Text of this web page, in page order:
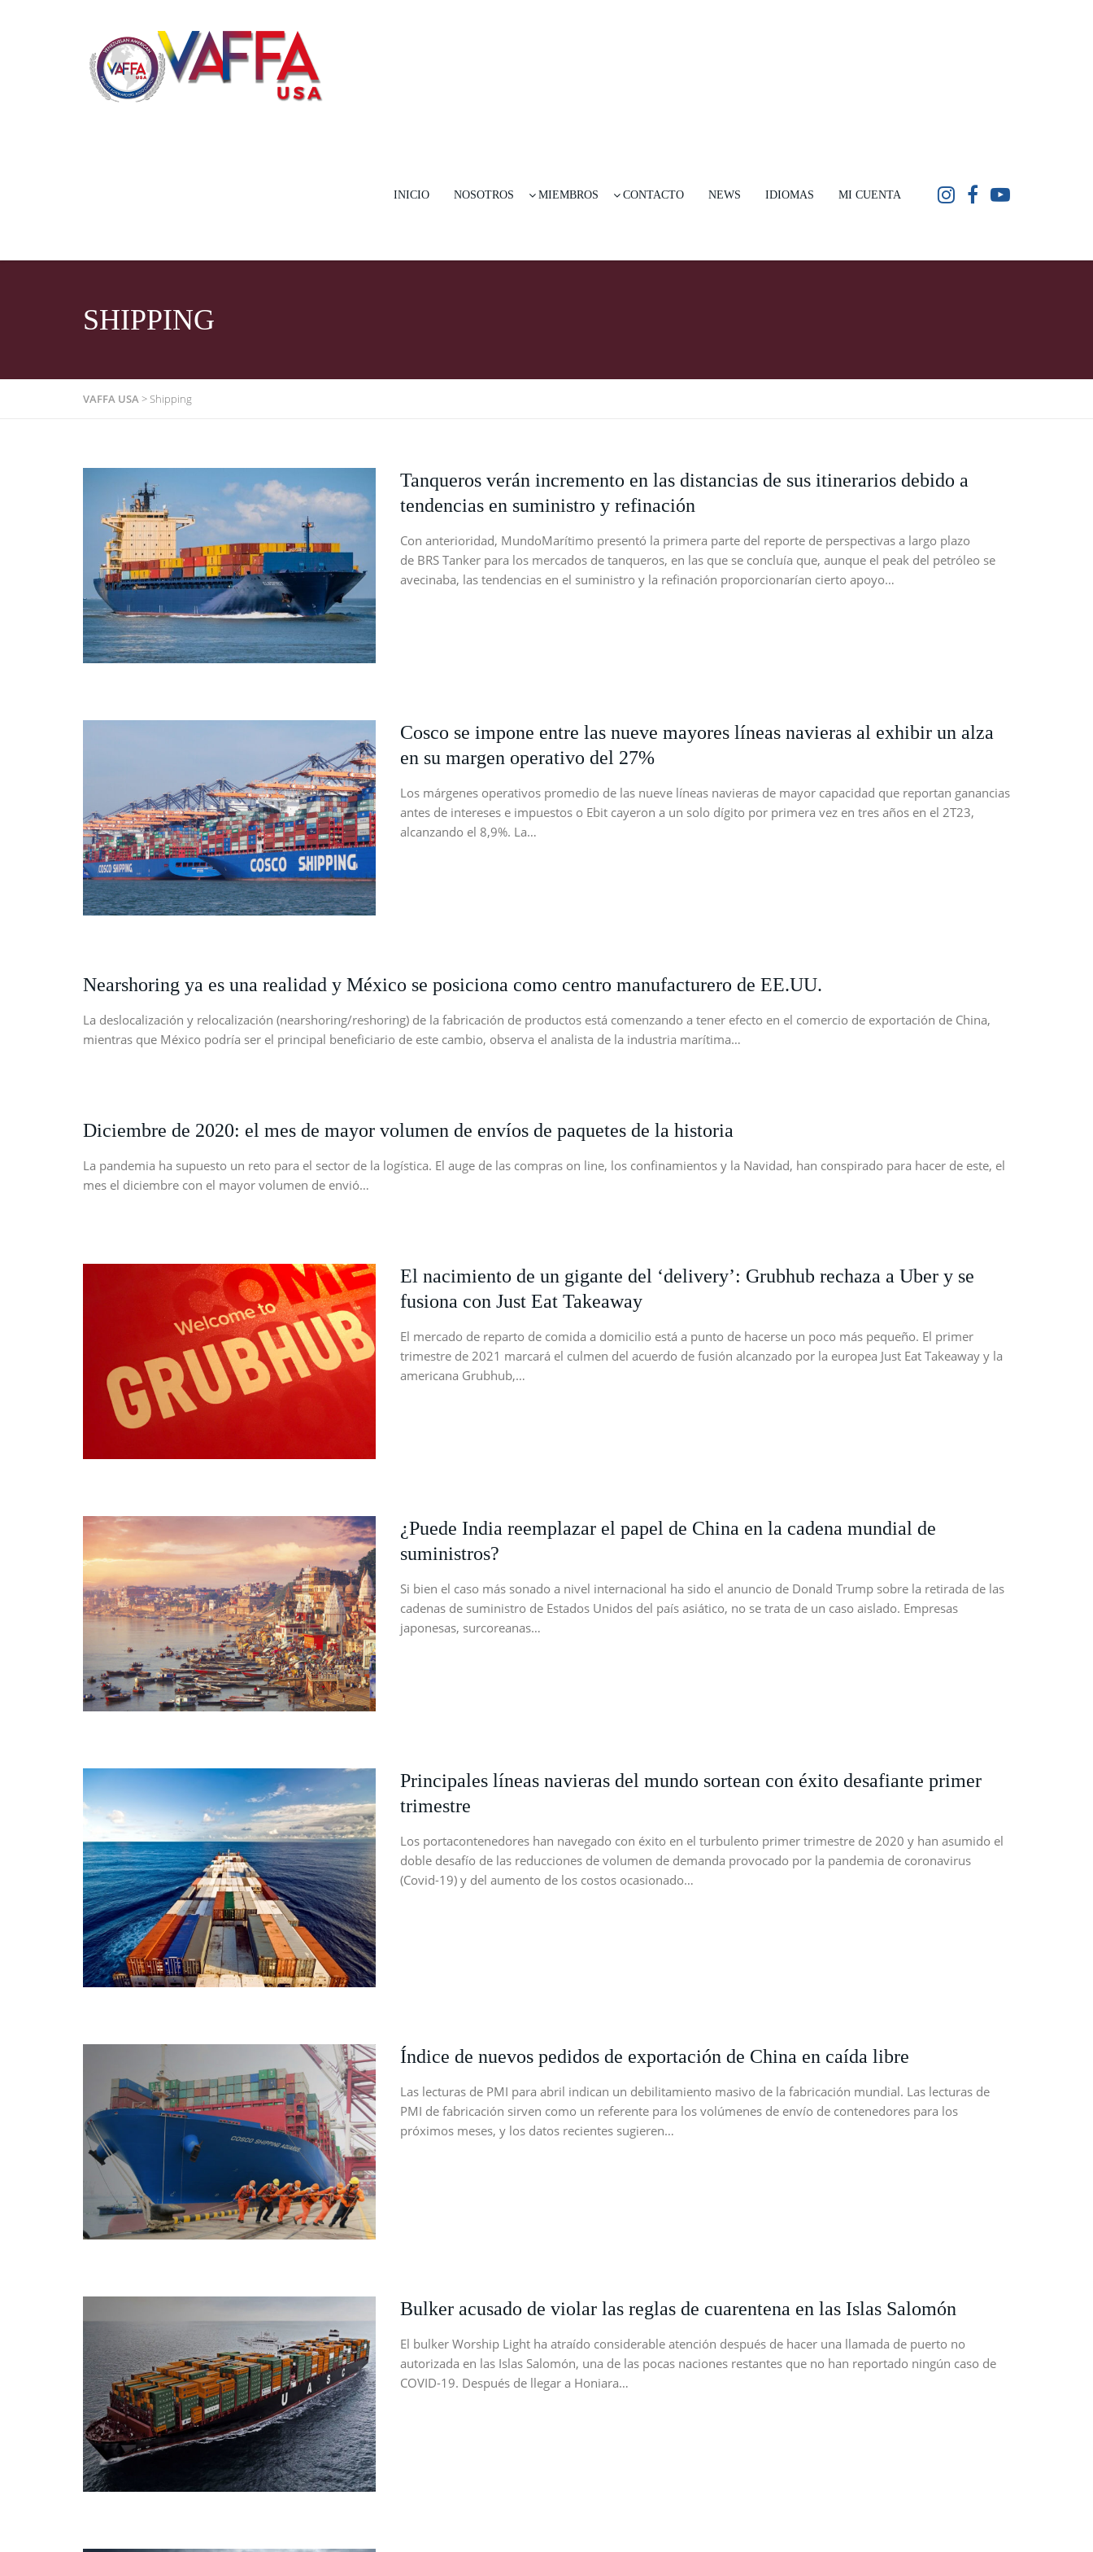
INICIO NOSOTROS MIEMBROS CONTACTO NEWS IDIOMAS MI CUENTA
SHIPPING
VAFFA USA>Shipping
Tanqueros verán incremento en las distancias de sus itinerarios debido a
tendencias en suministro y refinación
Con anterioridad, MundoMarítimo presentó la primera parte del reporte de perspectivas a largo plazo
de BRS Tanker para los mercados de tanqueros, en las que se concluía que, aunque el peak del petróleo se
avecinaba, las tendencias en el suministro y la refinación proporcionarían cierto apoyo…
Cosco se impone entre las nueve mayores líneas navieras al exhibir un alza
en su margen operativo del 27%
Los márgenes operativos promedio de las nueve líneas navieras de mayor capacidad que reportan ganancias
antes de intereses e impuestos o Ebit cayeron a un solo dígito por primera vez en tres años en el 2T23,
alcanzando el 8,9%. La…
Nearshoring ya es una realidad y México se posiciona como centro manufacturero de EE.UU.
La deslocalización y relocalización (nearshoring/reshoring) de la fabricación de productos está comenzando a tener efecto en el comercio de exportación de China,
mientras que México podría ser el principal beneficiario de este cambio, observa el analista de la industria marítima…
Diciembre de 2020: el mes de mayor volumen de envíos de paquetes de la historia
La pandemia ha supuesto un reto para el sector de la logística. El auge de las compras on line, los confinamientos y la Navidad, han conspirado para hacer de este, el
mes el diciembre con el mayor volumen de envió…
El nacimiento de un gigante del ‘delivery’: Grubhub rechaza a Uber y se
fusiona con Just Eat Takeaway
El mercado de reparto de comida a domicilio está a punto de hacerse un poco más pequeño. El primer
trimestre de 2021 marcará el culmen del acuerdo de fusión alcanzado por la europea Just Eat Takeaway y la
americana Grubhub,…
¿Puede India reemplazar el papel de China en la cadena mundial de
suministros?
Si bien el caso más sonado a nivel internacional ha sido el anuncio de Donald Trump sobre la retirada de las
cadenas de suministro de Estados Unidos del país asiático, no se trata de un caso aislado. Empresas
japonesas, surcoreanas…
Principales líneas navieras del mundo sortean con éxito desafiante primer
trimestre
Los portacontenedores han navegado con éxito en el turbulento primer trimestre de 2020 y han asumido el
doble desafío de las reducciones de volumen de demanda provocado por la pandemia de coronavirus
(Covid-19) y del aumento de los costos ocasionado…
Índice de nuevos pedidos de exportación de China en caída libre
Las lecturas de PMI para abril indican un debilitamiento masivo de la fabricación mundial. Las lecturas de
PMI de fabricación sirven como un referente para los volúmenes de envío de contenedores para los
próximos meses, y los datos recientes sugieren…
Bulker acusado de violar las reglas de cuarentena en las Islas Salomón
El bulker Worship Light ha atraído considerable atención después de hacer una llamada de puerto no
autorizada en las Islas Salomón, una de las pocas naciones restantes que no han reportado ningún caso de
COVID-19. Después de llegar a Honiara…